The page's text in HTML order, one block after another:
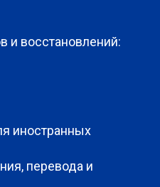
и восстановлений:
иностранных
перевода и